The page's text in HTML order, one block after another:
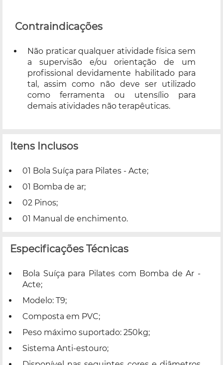
Contraindicações
Não praticar qualquer atividade física sem
a supervisão e/ou orientação de um
profissional devidamente habilitado para
tal, assim como não deve ser utilizado
como ferramenta ou utensílio para
demais atividades não terapêuticas.
Itens Inclusos
01 Bola Suíça para Pilates - Acte;
01 Bomba de ar;
02 Pinos;
01 Manual de enchimento.
Especificações Técnicas
Bola Suíça para Pilates com Bomba de Ar -
Acte;
Modelo: T9;
Composta em PVC;
Peso máximo suportado: 250kg;
Sistema Anti-estouro;